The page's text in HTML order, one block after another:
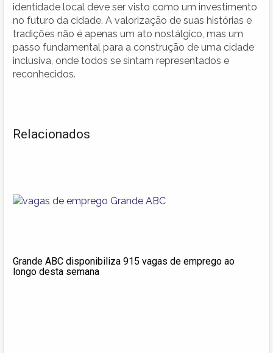
identidade local deve ser visto como um investimento
no futuro da cidade. A valorização de suas histórias e
tradições não é apenas um ato nostálgico, mas um
passo fundamental para a construção de uma cidade
inclusiva, onde todos se sintam representados e
reconhecidos.
Relacionados
Grande ABC disponibiliza 915 vagas de emprego ao
longo desta semana